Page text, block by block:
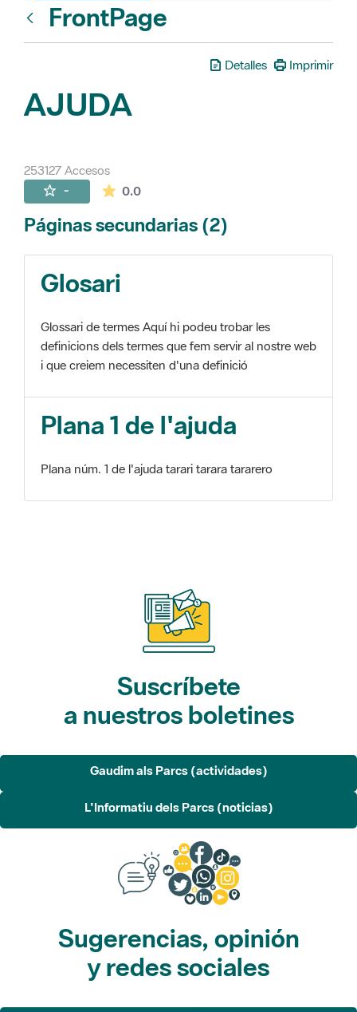
FrontPage
Detalles Imprimir
AJUDA
253127 Accesos
- 0.0La valoración media es de 0 estrellas de
Páginas secundarias (2)
Glosari
Glossari de termes Aquí hi podeu trobar les
definicions dels termes que fem servir al nostre web
i que creiem necessiten d'una definició
Plana 1 de l'ajuda
Plana núm. 1 de l'ajuda tarari tarara tararero
Suscríbete
a nuestros boletines
Gaudim als Parcs (actividades)
L'Informatiu dels Parcs (noticias)
Sugerencias, opinión
y redes sociales